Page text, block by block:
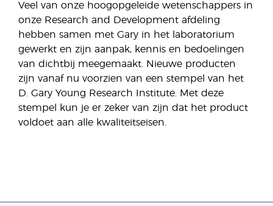
Veel van onze hoogopgeleide wetenschappers in
onze Research and Development afdeling
hebben samen met Gary in het laboratorium
gewerkt en zijn aanpak, kennis en bedoelingen
van dichtbij meegemaakt. Nieuwe producten
zijn vanaf nu voorzien van een stempel van het
D. Gary Young Research Institute. Met deze
stempel kun je er zeker van zijn dat het product
voldoet aan alle kwaliteitseisen.